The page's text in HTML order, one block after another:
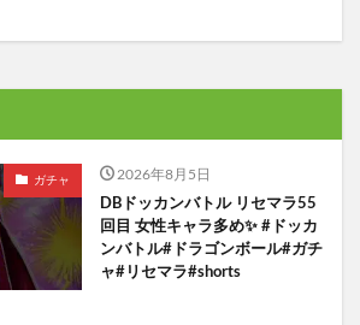
ガチャ 2026年8月5日
DBドッカンバトル リセマラ55
回目 女性キャラ多め✨️ #ドッカ
ンバトル#ドラゴンボール#ガチ
ャ#リセマラ#shorts